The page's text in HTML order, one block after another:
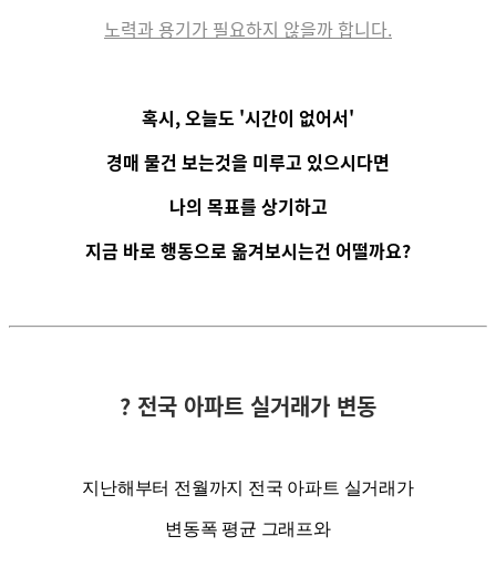
노력과 용기가 필요하지 않을까 합니다.
혹시, 오늘도 '시간이 없어서'
경매 물건 보는것을 미루고 있으시다면
나의 목표를 상기하고
지금 바로 행동으로 옮겨보시는건 어떨까요?
? 전국 아파트 실거래가 변동
지난해부터 전월까지 전국 아파트 실거래가
변동폭 평균 그래프와